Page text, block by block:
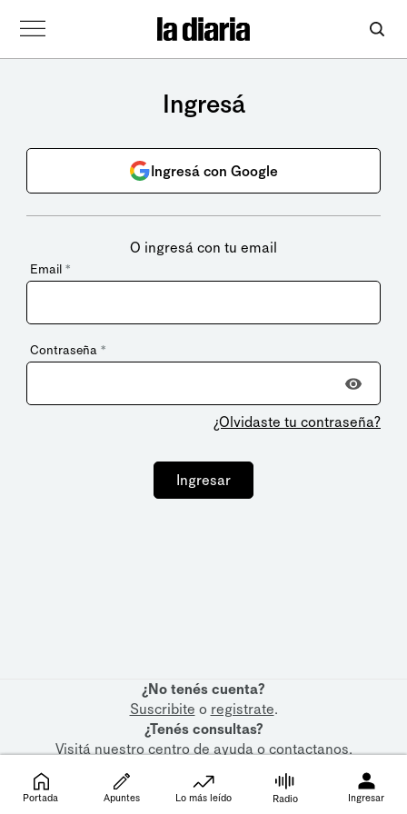
Ingresá
Ingresá con Google
O ingresá con tu email
Email *
Contraseña *
¿Olvidaste tu contraseña?
Ingresar
¿No tenés cuenta?
Suscribite o registrate.
¿Tenés consultas?
Visitá nuestrocentro de ayudaocontactanos.
Portada Apuntes Lo más leído Radio Ingresar